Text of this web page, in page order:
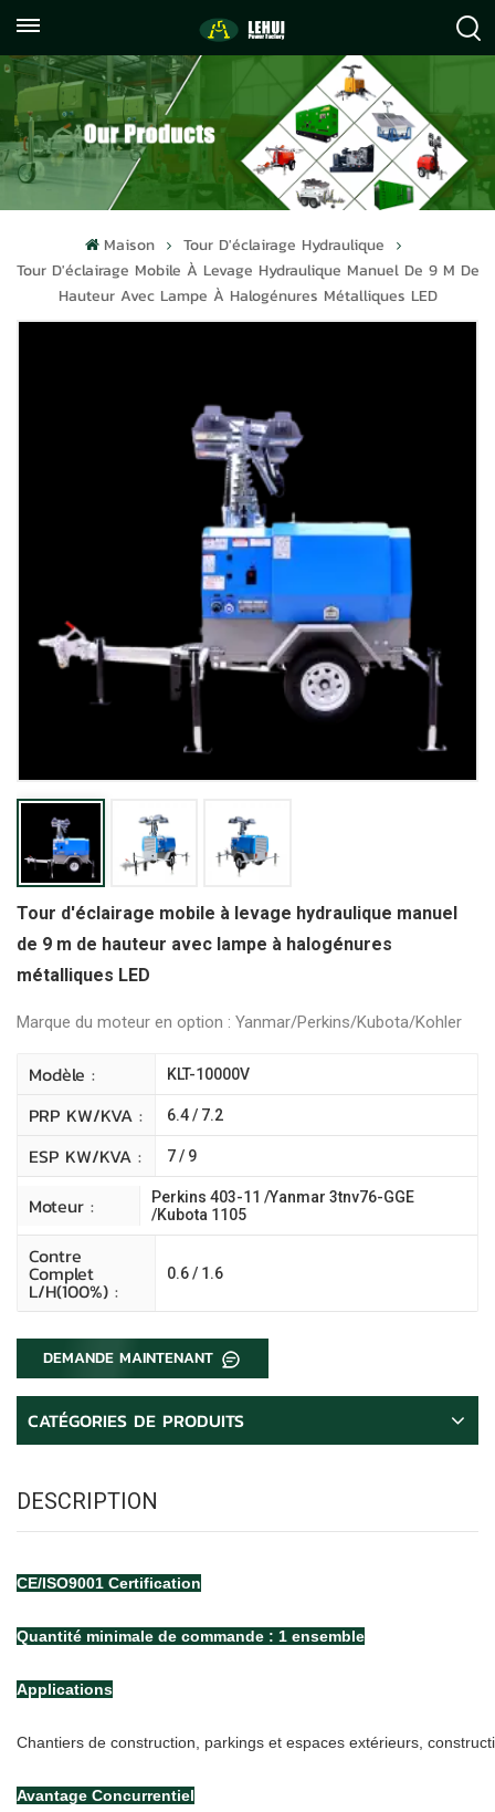
059122071372
info@lehuipowerfactory.com
Maison
Tour D'éclairage Hydraulique
Tour D'éclairage Mobile À Levage Hydraulique Manuel De 9 M De
Hauteur Avec Lampe À Halogénures Métalliques LED
Tour d'éclairage mobile à levage hydraulique manuel
de 9 m de hauteur avec lampe à halogénures
métalliques LED
Marque du moteur en option : Yanmar/Perkins/Kubota/Kohler
Modèle : KLT-10000V
PRP KW/kVA : 6.4 / 7.2
ESP KW/kVA : 7 / 9
Moteur :
Perkins 403-11 /Yanmar 3tnv76-GGE
/Kubota 1105
Contre
Complet
L/H(100%) :
0.6 / 1.6
DEMANDE MAINTENANT
CATÉGORIES DE PRODUITS
DESCRIPTION
CE/ISO9001 Certification
Quantité minimale de commande : 1 ensemble
Applications
Chantiers de construction, parkings et espaces extérieurs,
Avantage Concurrentiel